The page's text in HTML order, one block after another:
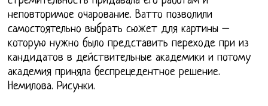
неповторимое очарование. Ватто позволили
самостоятельно выбрать сюжет для картины –
которую нужно было представить переходе при из
кандидатов в действительные академики и потому
академия приняла беспрецедентное решение.
Немилова. Рисунки.